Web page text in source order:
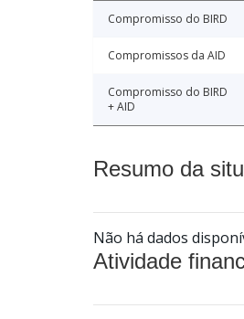
Compromisso do BIRD
Compromissos da AID
Compromisso do BIRD
+ AID
Resumo da
Não há dados
Atividade